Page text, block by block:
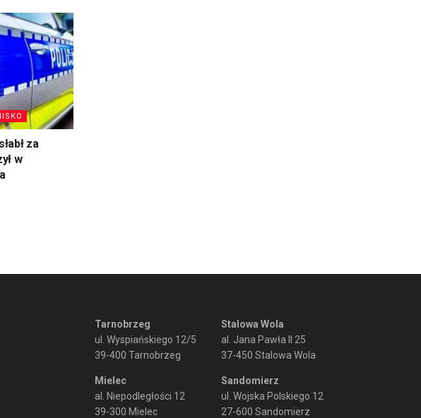
za
w
Tarnobrzeg
ul. Wyspiańskiego 12/5
39-400 Tarnobrzeg
Mielec
al. Niepodległości 12
39-300 Mielec
Stalowa Wola
al. Jana Pawła II 25
37-450 Stalowa Wola
Sandomierz
ul. Wojska Polskiego 12
27-600 Sandomierz